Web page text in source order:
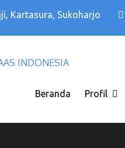
Kartasura, Sukoharjo
Beranda Profil